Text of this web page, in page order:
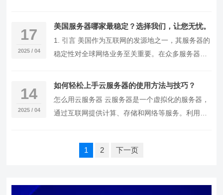
还是电…
17
2025 / 04
美国服务器哪家最稳定？选择我们，让您无忧。
1. 引言 美国作为互联网的发源地之一，其服务器的
稳定性对全球网络业务至关重要。在众多服务器提
到…
14
2025 / 04
如何轻松上手云服务器的使用方法与技巧？
怎么用云服务器 云服务器是一个虚拟化的服务器，
通过互联网提供计算、存储和网络等服务。利用云
1 2 下一页